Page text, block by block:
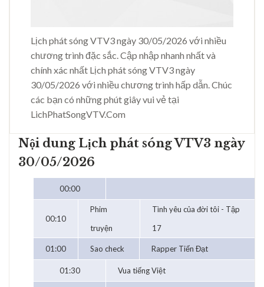
Lịch phát sóng VTV3 ngày 30/05/2026 với nhiều
chương trình đặc sắc. Cập nhập nhanh nhất và
chính xác nhất Lịch phát sóng VTV3 ngày
30/05/2026 với nhiều chương trình hấp dẫn. Chúc
các bạn có những phút giây vui vẻ tại
LichPhatSongVTV.Com
Nội dung Lịch phát sóng VTV3 ngày
30/05/2026
00:00
00:10
Phim
truyện
Tình yêu của đời tôi - Tập
17
01:00 Sao check Rapper Tiến Đạt
01:30 Vua tiếng Việt